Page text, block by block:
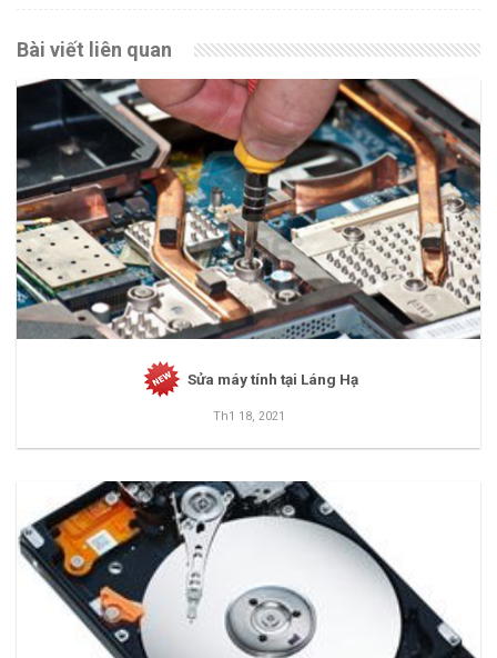
Bài viết liên quan
Sửa máy tính tại Láng Hạ
Th1 18, 2021